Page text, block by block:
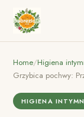
Home/Higiena
Grzybica pochwy:
HIGIENA